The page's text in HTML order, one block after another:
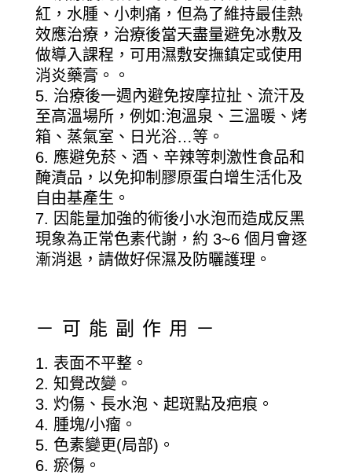
紅，水腫、小刺痛，但為了維持最佳熱
效應治療，治療後當天盡量避免冰敷及
做導入課程，可用濕敷安撫鎮定或使用
消炎藥膏。。
治療後一週內避免按摩拉扯、流汗及
至高溫場所，例如:泡溫泉、三溫暖、烤
箱、蒸氣室、日光浴…等。
應避免菸、酒、辛辣等刺激性食品和
醃漬品，以免抑制膠原蛋白增生活化及
自由基產生。
因能量加強的術後小水泡而造成反黑
現象為正常色素代謝，約 3~6 個月會逐
漸消退，請做好保濕及防曬護理。
－可能副作用－
表面不平整。
知覺改變。
灼傷、長水泡、起斑點及疤痕。
腫塊/小瘤。
色素變更(局部)。
瘀傷。